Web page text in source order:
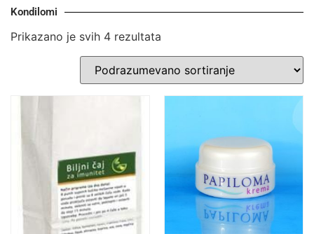
Kondilomi
Prikazano je svih 4 rezultata